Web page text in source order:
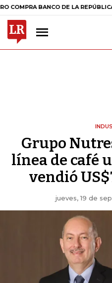
BANCO DE LA REPÚBLICA $
Grupo
línea de café
vendió
jueves, 19 de